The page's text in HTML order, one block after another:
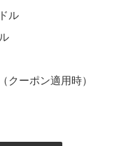
ル
クーポン適用時）